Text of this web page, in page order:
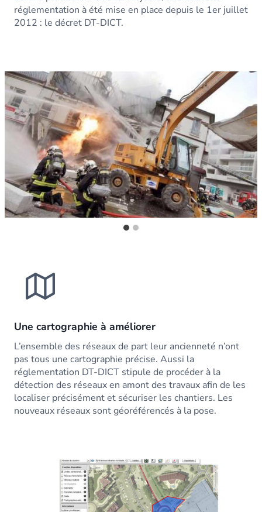
réglementation à été mise en place depuis le 1er juillet
2012 : le décret DT-DICT.
Une cartographie à améliorer
L’ensemble des réseaux de part leur ancienneté n’ont
pas tous une cartographie précise. Aussi la
réglementation DT-DICT stipule de procéder à la
détection des réseaux en amont des travaux afin de les
localiser précisément et sécuriser les chantiers. Les
nouveaux réseaux sont géoréférencés à la pose.